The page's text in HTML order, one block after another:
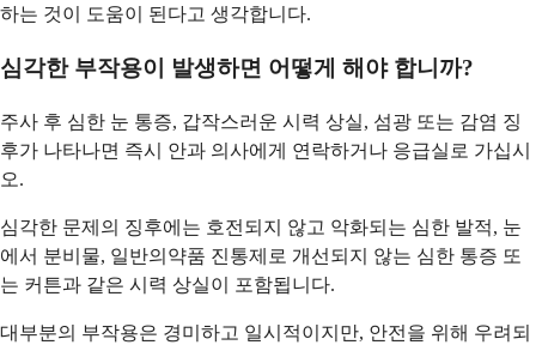
하는 것이 도움이 된다고 생각합니다.
심각한 부작용이 발생하면 어떻게 해야 합니까?
주사 후 심한 눈 통증, 갑작스러운 시력 상실, 섬광 또는 감염 징
후가 나타나면 즉시 안과 의사에게 연락하거나 응급실로 가십시
오.
심각한 문제의 징후에는 호전되지 않고 악화되는 심한 발적, 눈
에서 분비물, 일반의약품 진통제로 개선되지 않는 심한 통증 또
는 커튼과 같은 시력 상실이 포함됩니다.
대부분의 부작용은 경미하고 일시적이지만, 안전을 위해 우려되